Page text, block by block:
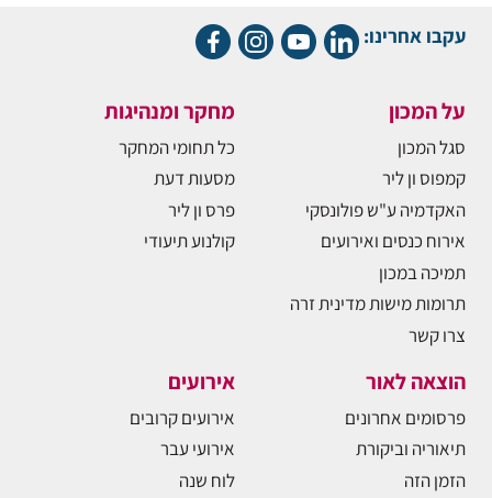
עקבו אחרינו:
על המכון
סגל המכון
קמפוס ון ליר
האקדמיה ע"ש פולונסקי
אירוח כנסים ואירועים
תמיכה במכון
תרומות מישות מדינית זרה
צרו קשר
מחקר ומנהיגות
כל תחומי המחקר
מסעות דעת
פרס ון ליר
קולנוע תיעודי
הוצאה לאור
פרסומים אחרונים
תיאוריה וביקורת
הזמן הזה
אירועים
אירועים קרובים
אירועי עבר
לוח שנה